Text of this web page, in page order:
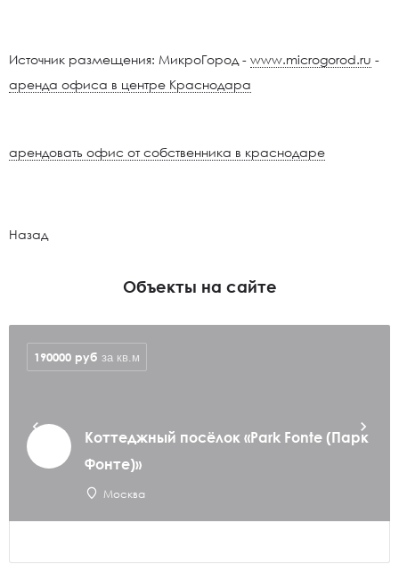
Источник размещения: МикроГород - www.microgorod.ru -
аренда офиса в центре Краснодара
арендовать офис от собственника в краснодаре
Назад
Объекты на сайте
Коттеджный посёлок «Park Fonte (Парк
Фонте)»
Москва
190000 руб за кв.м